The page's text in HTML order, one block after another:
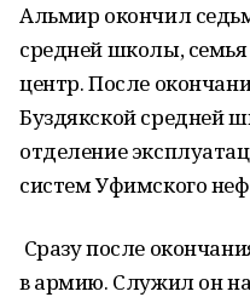
Альмир окончил
средней школы,
центр. После
Буздякской средней
отделение
систем Уфимского
Сразу после
в армию. Служил он